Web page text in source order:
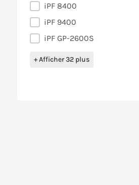
iPF 8400
iPF 9400
iPF GP-2600S
+ Afficher 32 plus